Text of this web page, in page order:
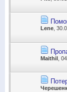
Lene,
Maithil ,